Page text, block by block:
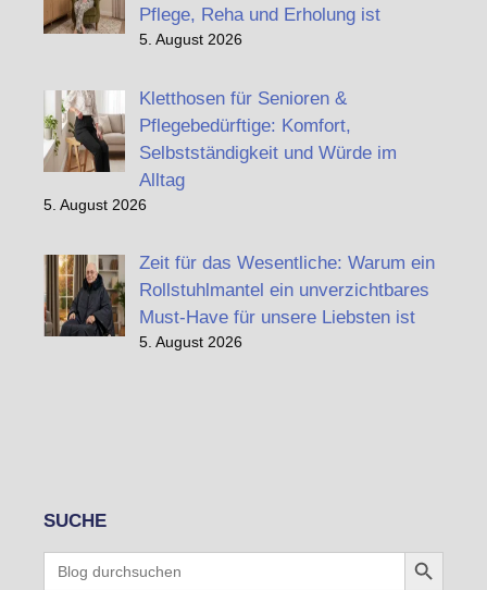
Pflege, Reha und Erholung ist
5. August 2026
Kletthosen für Senioren &
Pflegebedürftige: Komfort,
Selbstständigkeit und Würde im
Alltag
5. August 2026
Zeit für das Wesentliche: Warum ein
Rollstuhlmantel ein unverzichtbares
Must-Have für unsere Liebsten ist
5. August 2026
SUCHE
Search
for:
Search Button